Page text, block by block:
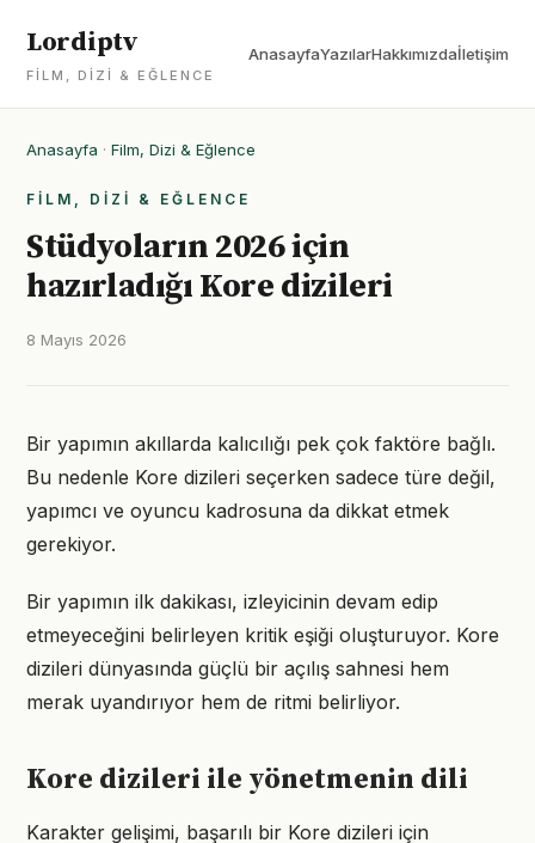
Lordiptv
FILM, DIZI & EĞLENCE
AnasayfaYazılarHakkımızdaİletişim
Anasayfa · Film, Dizi & Eğlence
FILM, DIZI & EĞLENCE
Stüdyoların 2026 için
hazırladığı Kore dizileri
8 Mayıs 2026
Bir yapımın akıllarda kalıcılığı pek çok faktöre bağlı.
Bu nedenle Kore dizileri seçerken sadece türe değil,
yapımcı ve oyuncu kadrosuna da dikkat etmek
gerekiyor.
Bir yapımın ilk dakikası, izleyicinin devam edip
etmeyeceğini belirleyen kritik eşiği oluşturuyor. Kore
dizileri dünyasında güçlü bir açılış sahnesi hem
merak uyandırıyor hem de ritmi belirliyor.
Kore dizileri ile yönetmenin dili
Karakter gelişimi, başarılı bir Kore dizileri için